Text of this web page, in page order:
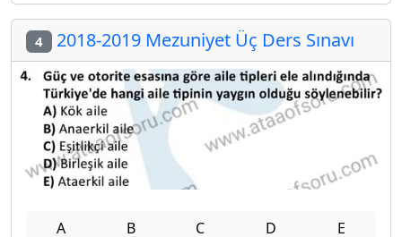
4 2018-2019 Mezuniyet Üç Ders Sınavı
A B C D E